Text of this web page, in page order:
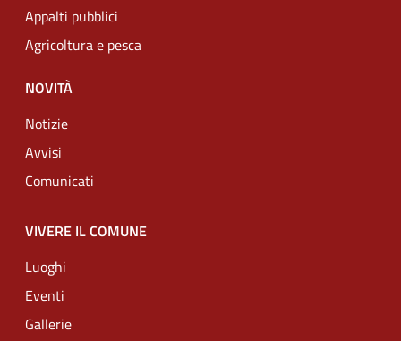
Appalti pubblici
Agricoltura e pesca
NOVITÀ
Notizie
Avvisi
Comunicati
VIVERE IL COMUNE
Luoghi
Eventi
Gallerie